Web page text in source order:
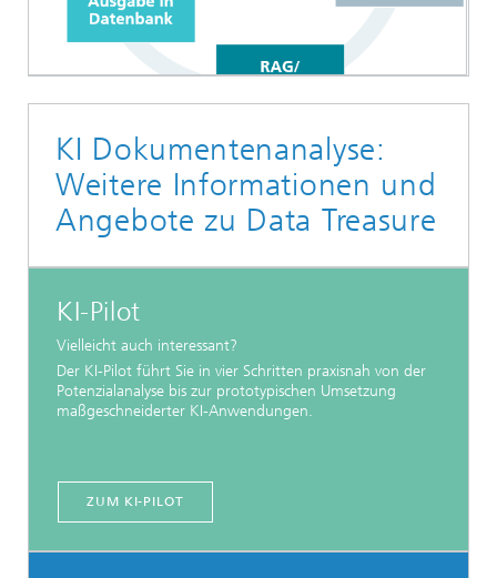
KI Dokumentenanalyse:
Weitere Informationen und
Angebote zu Data Treasure
KI-Pilot
Vielleicht auch interessant?
Der KI-Pilot führt Sie in vier Schritten praxisnah von der
Potenzialanalyse bis zur prototypischen Umsetzung
maßgeschneiderter KI-Anwendungen.
ZUM KI-PILOT